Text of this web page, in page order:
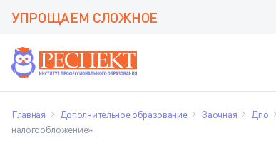
УПРОЩАЕМ СЛОЖНОЕ
Главная Дополнительное образование Заочная Дпо
налогообложение»